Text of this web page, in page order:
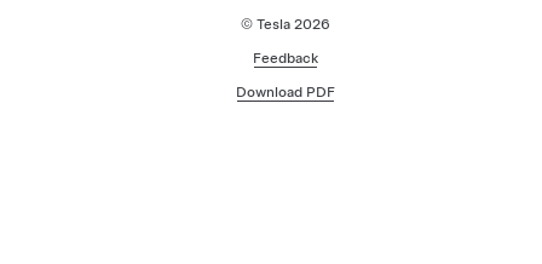
© Tesla 2026
Feedback
Download PDF